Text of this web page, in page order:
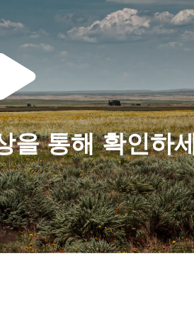
을 통해 확인하